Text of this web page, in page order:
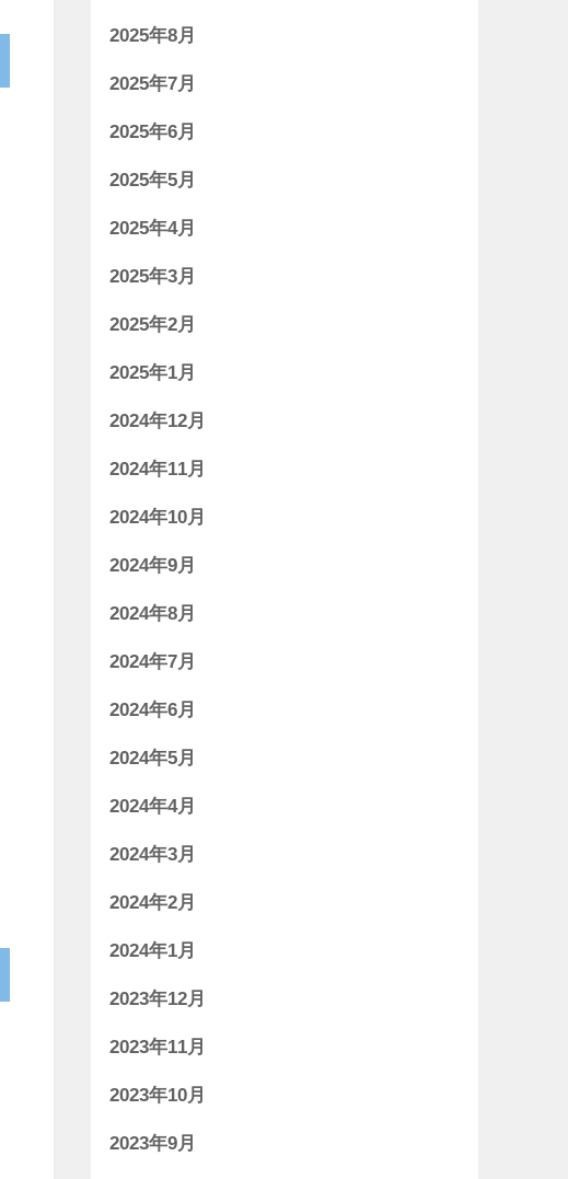
2025年8月
2025年7月
2025年6月
2025年5月
2025年4月
2025年3月
2025年2月
2025年1月
2024年12月
2024年11月
2024年10月
2024年9月
2024年8月
2024年7月
2024年6月
2024年5月
2024年4月
2024年3月
2024年2月
2024年1月
2023年12月
2023年11月
2023年10月
2023年9月